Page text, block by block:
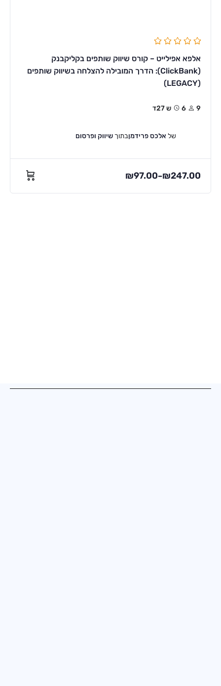
אלפא אפילייט – קורס שיווק שותפים בקליקבנק
(ClickBank): הדרך המובילה להצלחה בשיווק שותפים
(LEGACY)
9 6ש 27ד
של אלכס פרידמןבתוך שיווק ופרסום
₪97.00–₪247.00